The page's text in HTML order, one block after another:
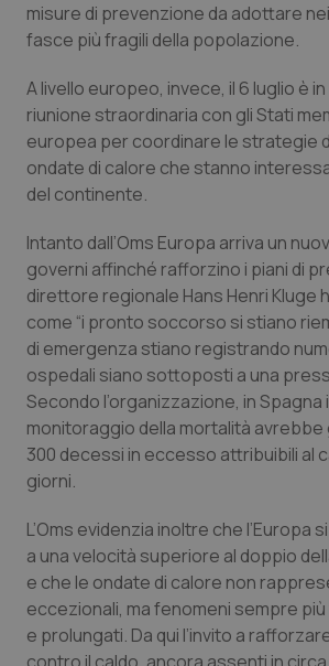
Quotidiano Oncologia
Quotidiano Pediatria
Rene & patologie urogenitali
Salute orale & impianti
Sangue & coagulazione
Tiroide
Tumore al seno
Tumore ovarico
Tumori del Polmone & Testa
Tumori gastrointestinali
Ulcera & Reflusso
Vaccini
misure di prevenzione da adottare
fasce più fragili della popolazione.
A livello europeo, invece, il 6 luglio è
riunione straordinaria con gli Stati
europea per coordinare le strategie
ondate di calore che stanno
del continente.
Intanto dall’Oms Europa arriva un
governi affinché rafforzino i piani di
direttore regionale Hans Henri Kluge
come “i pronto soccorso si stiano
di emergenza stiano registrando
ospedali siano sottoposti a una
Secondo l’organizzazione, in Spagna
monitoraggio della mortalità
300 decessi in eccesso attribuibili al
giorni.
L’Oms evidenzia inoltre che l’Europa
a una velocità superiore al doppio
e che le ondate di calore non
eccezionali, ma fenomeni sempre
e prolungati. Da qui l’invito a